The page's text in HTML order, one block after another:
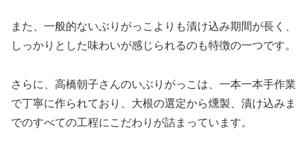
また、一般的ないぶりがっこよりも漬け込み期間が長く、
しっかりとした味わいが感じられるのも特徴の一つです。
さらに、高橋朝子さんのいぶりがっこは、一本一本手作業
で丁寧に作られており、大根の選定から燻製、漬け込みま
でのすべての工程にこだわりが詰まっています。